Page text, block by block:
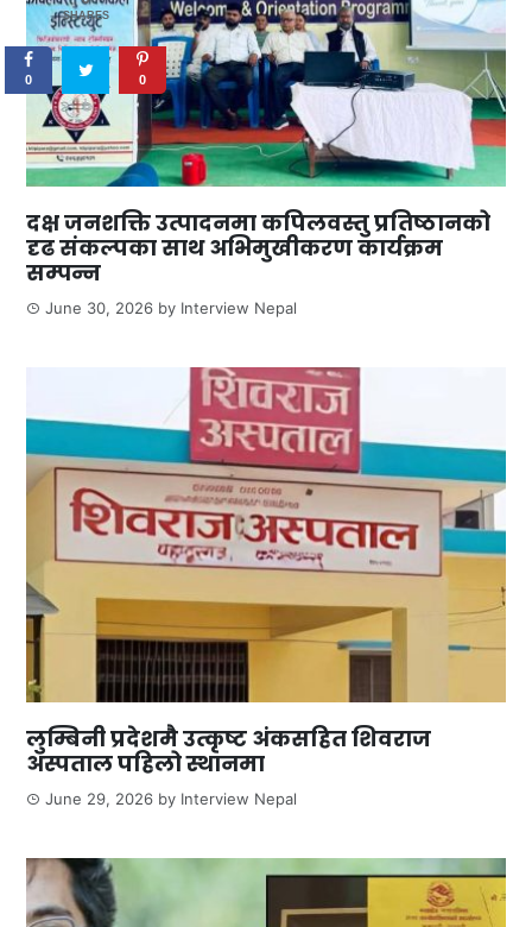
दक्ष जनशक्ति उत्पादनमा कपिलवस्तु प्रतिष्ठानको
दृढ संकल्पका साथ अभिमुखीकरण कार्यक्रम
सम्पन्न
June 30, 2026 by Interview Nepal
लुम्बिनी प्रदेशमै उत्कृष्ट अंकसहित शिवराज
अस्पताल पहिलो स्थानमा
June 29, 2026 by Interview Nepal
SHARES
0 0